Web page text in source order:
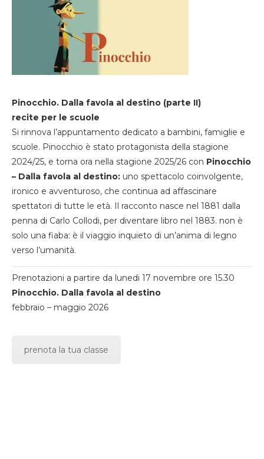
Pinocchio. Dalla favola al destino (parte II)
recite per le scuole
Si rinnova l’appuntamento dedicato a bambini, famiglie e
scuole. Pinocchio è stato protagonista della stagione
2024/25, e torna ora nella stagione 2025/26 con Pinocchio
– Dalla favola al destino: uno spettacolo coinvolgente,
ironico e avventuroso, che continua ad affascinare
spettatori di tutte le età. Il racconto nasce nel 1881 dalla
penna di Carlo Collodi, per diventare libro nel 1883. non è
solo una fiaba: è il viaggio inquieto di un’anima di legno
verso l’umanità.
Prenotazioni a partire da lunedi 17 novembre ore 15.30
Pinocchio. Dalla favola al destino
febbraio – maggio 2026
prenota la tua classe